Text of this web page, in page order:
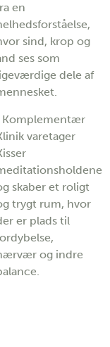
en
sind, krop og
ses som
dele af
Komplementær
varetager
skaber et roligt
trygt rum, hvor
er plads til
og indre